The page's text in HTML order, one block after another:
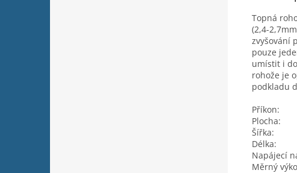
Topná
(2,4-
zvyšování
pouze
umístit i
rohože je
podkladu
Příkon:
Plocha:
Šířka:
Délka:
Napájecí
Měrný